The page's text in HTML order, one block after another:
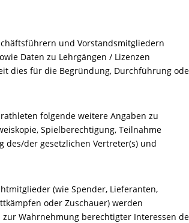
und Vorstandsmitgliedern
Daten zu Lehrgängen / Lizenzen
dies für die Begründung, Durchführung
folgende weitere Angaben zu
Spielberechtigung, Teilnahme
des/der gesetzlichen Vertreter(s) und
(wie Spender, Lieferanten,
oder Zuschauer) werden
Wahrnehmung berechtigter Interessen